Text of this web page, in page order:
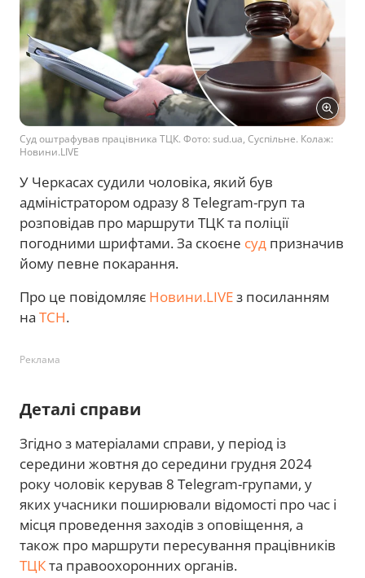
Суд оштрафував працівника ТЦК. Фото: sud.ua, Суспільне. Колаж:
Новини.LIVE
У Черкасах судили чоловіка, який був
адміністратором одразу 8 Telegram-груп та
розповідав про маршрути ТЦК та поліції
погодними шрифтами. За скоєне суд призначив
йому певне покарання.
Про це повідомляє Новини.LIVEз посиланням
на ТСН.
Реклама
Деталі справи
Згідно з матеріалами справи, у період із
середини жовтня до середини грудня 2024
року чоловік керував 8 Telegram-групами, у
яких учасники поширювали відомості про час і
місця проведення заходів з оповіщення, а
також про маршрути пересування працівників
ТЦКта правоохоронних органів.